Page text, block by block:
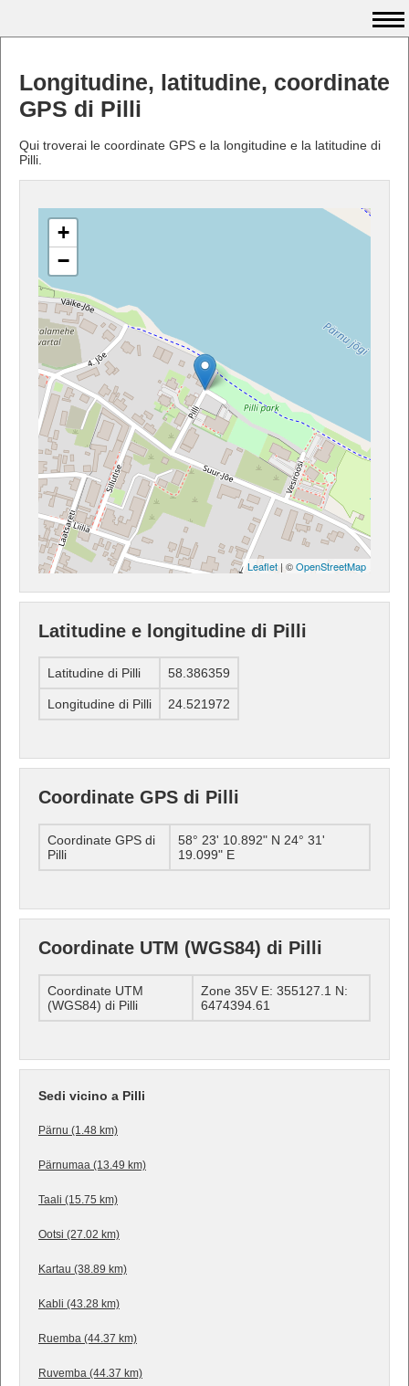
Longitudine, latitudine, coordinate
GPS di Pilli
Qui troverai le coordinate GPS e la longitudine e la latitudine di
Pilli.
+
−
Leaflet | ©OpenStreetMap
Latitudine e longitudine di Pilli
Latitudine di Pilli 58.386359
Longitudine di Pilli 24.521972
Coordinate GPS di Pilli
Coordinate GPS di
Pilli
58° 23' 10.892" N 24° 31'
19.099" E
Coordinate UTM (WGS84) di Pilli
Coordinate UTM
(WGS84) di Pilli
Zone 35V E: 355127.1 N:
6474394.61
Sedi vicino a Pilli
Pärnu (1.48 km)
Pärnumaa (13.49 km)
Taali (15.75 km)
Ootsi (27.02 km)
Kartau (38.89 km)
Kabli (43.28 km)
Ruemba (44.37 km)
Ruvemba (44.37 km)